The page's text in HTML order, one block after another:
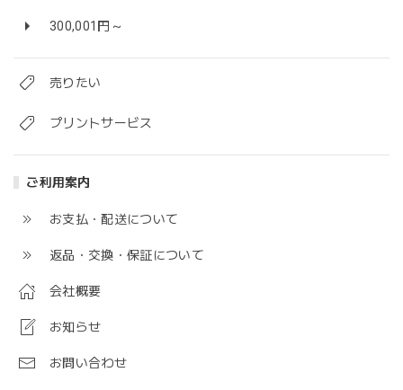
300,001円～
売りたい
プリントサービス
ご利用案内
お支払・配送について
返品・交換・保証について
会社概要
お知らせ
お問い合わせ